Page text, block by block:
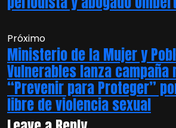
Próximo
Ministerio de la Mujer y
Vulnerables lanza campaña
“Prevenir para Proteger”
libre de violencia sexual